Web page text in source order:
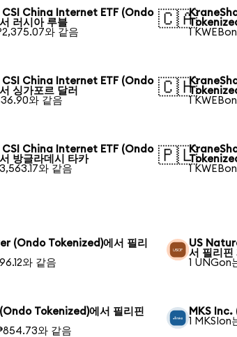
CSI China Internet ETF (Ondo
러시아 루블
와 같음
🇨🇦
1
China Internet ETF (Ondo
싱가포르 달러
와 같음
🇨🇭
1
China Internet ETF (Ondo
방글라데시 타카
와 같음
🇵🇱
1
(Ondo Tokenized)에서 필리
와 같음
US
서 필리핀
1 UNGon
Tokenized)에서 필리핀
와 같음
MKS Inc.
1 MKSIon